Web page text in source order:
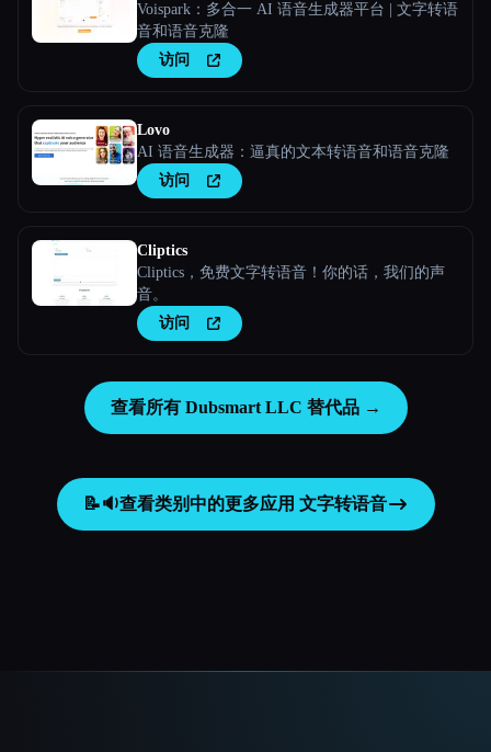
Voispark：多合一 AI 语音生成器平台 | 文字转语
音和语音克隆
访问
Lovo
AI 语音生成器：逼真的文本转语音和语音克隆
访问
Cliptics
Cliptics，免费文字转语音！你的话，我们的声
音。
访问
查看所有 Dubsmart LLC 替代品 →
📝🔉查看类别中的更多应用 文字转语音